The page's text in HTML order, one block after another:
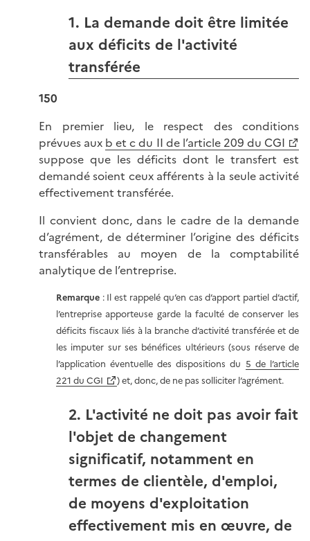
1. La demande doit être limitée
aux déficits de l'activité
transférée
150
En premier lieu, le respect des conditions
prévues aux b et c du II de l’article 209 du CGI
suppose que les déficits dont le transfert est
demandé soient ceux afférents à la seule activité
effectivement transférée.
Il convient donc, dans le cadre de la demande
d’agrément, de déterminer l’origine des déficits
transférables au moyen de la comptabilité
analytique de l’entreprise.
Remarque : Il est rappelé qu’en cas d’apport partiel d’actif,
l’entreprise apporteuse garde la faculté de conserver les
déficits fiscaux liés à la branche d’activité transférée et de
les imputer sur ses bénéfices ultérieurs (sous réserve de
l’application éventuelle des dispositions du 5 de l’article
221 du CGI
) et, donc, de ne pas solliciter l’agrément.
2. L'activité ne doit pas avoir fait
l'objet de changement
significatif, notamment en
termes de clientèle, d'emploi,
de moyens d'exploitation
effectivement mis en œuvre, de